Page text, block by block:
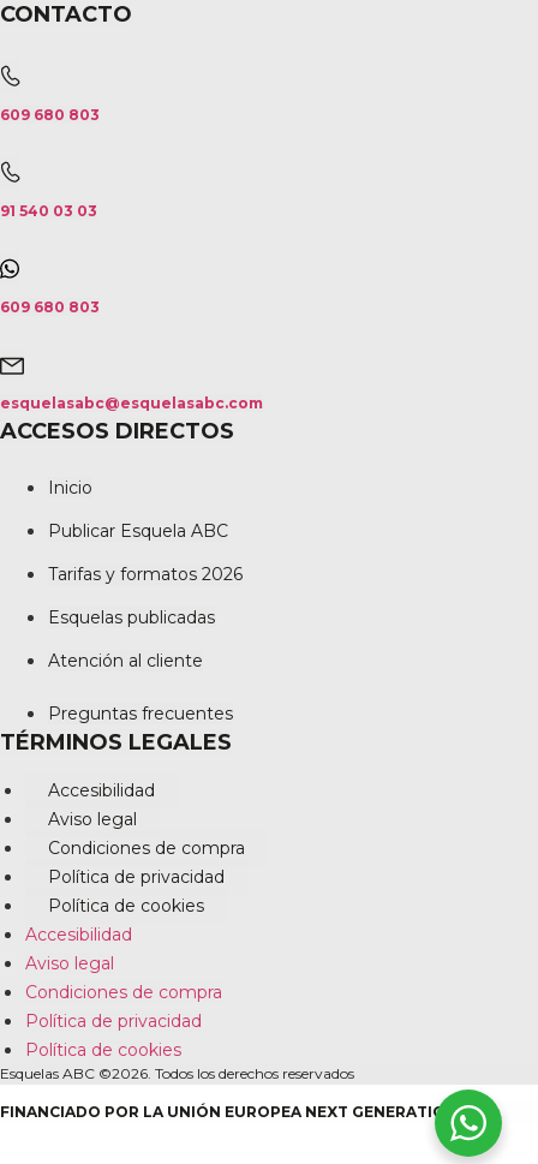
CONTACTO
609 680 803
91 540 03 03
609 680 803
esquelasabc@esquelasabc.com
ACCESOS DIRECTOS
Inicio
Publicar Esquela ABC
Tarifas y formatos 2026
Esquelas publicadas
Atención al cliente
Preguntas frecuentes
TÉRMINOS LEGALES
Accesibilidad
Aviso legal
Condiciones de compra
Política de privacidad
Política de cookies
Accesibilidad
Aviso legal
Condiciones de compra
Política de privacidad
Política de cookies
Esquelas ABC ©2026. Todos los derechos reservados
FINANCIADO POR LA UNIÓN EUROPEA NEXT GENERATION EU